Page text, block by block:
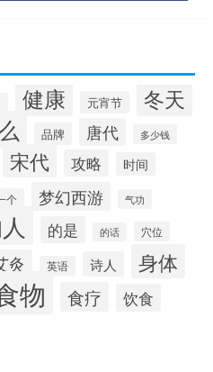
健康 元宵节 冬天
品牌 唐代 多少钱
宋代 攻略 时间
个 梦幻西游 气功
的是 的话 穴位
灸 英语 诗人 身体
物 食疗 饮食